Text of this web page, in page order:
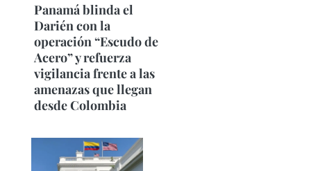
Panamá blinda el
Darién con la
operación “Escudo de
Acero” y refuerza
vigilancia frente a las
amenazas que llegan
desde Colombia